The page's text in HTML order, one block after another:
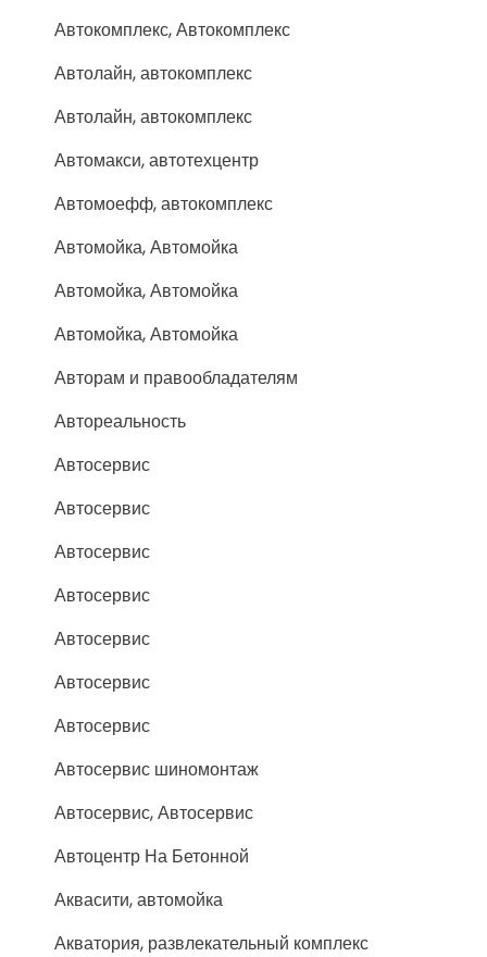
Автокомплекс, Автокомплекс
Автолайн, автокомплекс
Автолайн, автокомплекс
Автомакси, автотехцентр
Автомоефф, автокомплекс
Автомойка, Автомойка
Автомойка, Автомойка
Автомойка, Автомойка
Авторам и правообладателям
Автореальность
Автосервис
Автосервис
Автосервис
Автосервис
Автосервис
Автосервис
Автосервис
Автосервис шиномонтаж
Автосервис, Автосервис
Автоцентр На Бетонной
Аквасити, автомойка
Акватория, развлекательный комплекс